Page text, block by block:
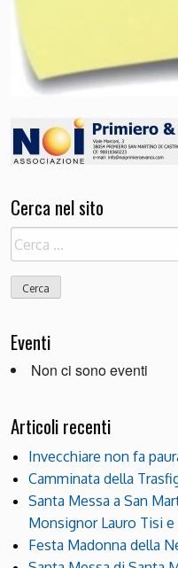
Cerca nel sito
Ricerca
per:
Eventi
Non ci sono eventi
Articoli recenti
Invecchiare non fa
Camminata della
Santa Messa a San
Monsignor Lauro Tisi
Festa Madonna della